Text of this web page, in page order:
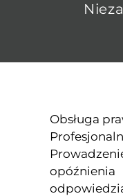
Obsługa